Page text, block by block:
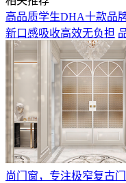
高品质学生DHA十款品
新口感吸收高效无负担
尚门窗，专注极窄复古